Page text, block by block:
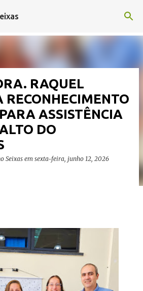
o conteúdo principal
RAQUEL
RECONHECIMENTO
ASSISTÊNCIA
DO
Seixas em sexta-feira, junho 12, 2026